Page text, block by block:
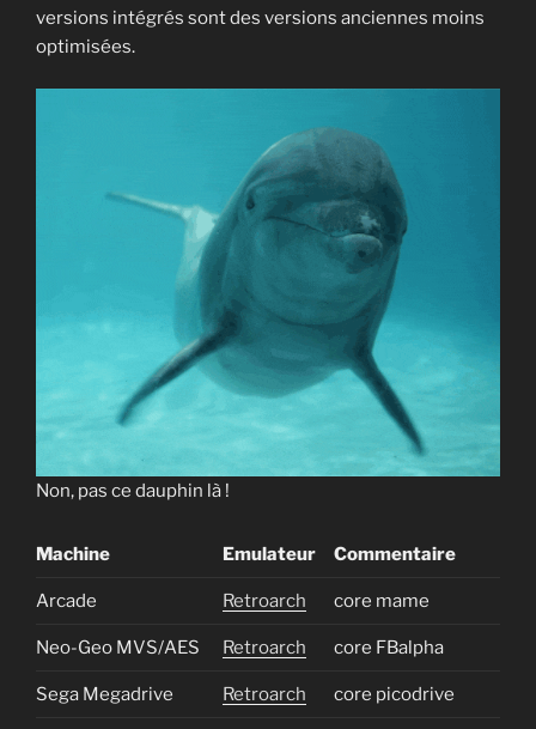
versions intégrés sont des versions anciennes moins
optimisées.
Non, pas ce dauphin là !
Machine Emulateur Commentaire
Arcade Retroarch core mame
Neo-Geo MVS/AES Retroarch core FBalpha
Sega Megadrive Retroarch core picodrive